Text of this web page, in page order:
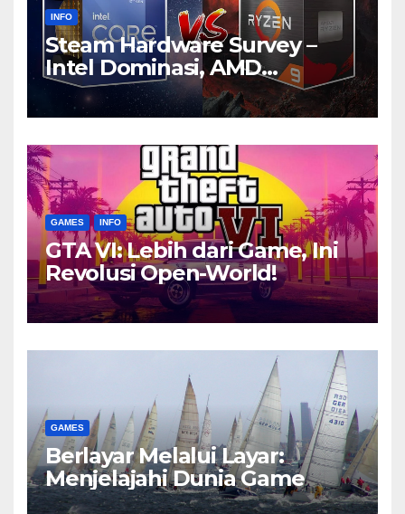
INFO
Steam Hardware Survey –
Intel Dominasi, AMD
Bersaing Ketat
GAMES INFO
GTA VI: Lebih dari Game, Ini
Revolusi Open-World!
GAMES
Berlayar Melalui Layar:
Menjelajahi Dunia Game